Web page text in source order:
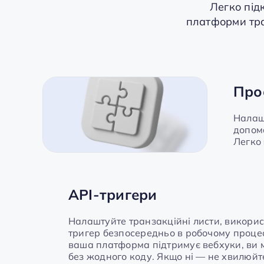
Легко
платформи
Легко
API-тригери
Налаштуйте транзакційні листи,
тригер безпосередньо в робочому
ваша платформа підтримує вебхуки, ви
без жодного коду. Якщо ні — не